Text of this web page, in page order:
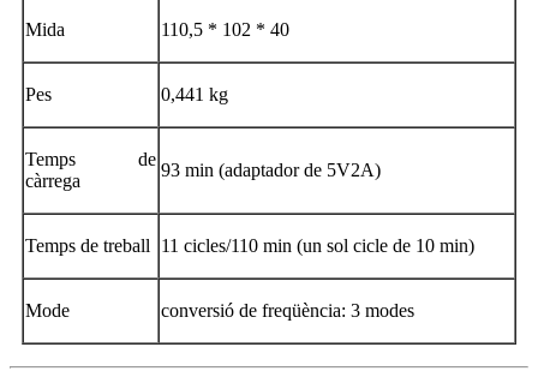
Mida 110,5 * 102 * 40
Pes 0,441 kg
Temps de
càrrega
93 min (adaptador de 5V2A)
Temps de treball 11 cicles/110 min (un sol cicle de 10 min)
Mode conversió de freqüència: 3 modes